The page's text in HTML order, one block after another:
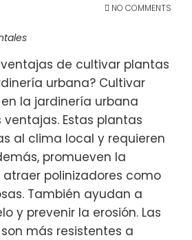
NO COMMENTS
ventajas de cultivar plantas
urbana? Cultivar
la jardinería urbana
Estas plantas
al clima local y requieren
promueven la
polinizadores como
También ayudan a
y prevenir la erosión. Las
más resistentes a